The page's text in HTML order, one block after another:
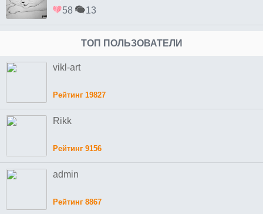
58
13
ТОП ПОЛЬЗОВАТЕЛИ
vikl-art
Рейтинг 19827
Rikk
Рейтинг 9156
admin
Рейтинг 8867